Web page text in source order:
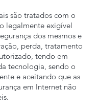
são tratados com o
legalmente exigível
dos mesmos e
perda, tratamento
tendo em
tecnologia, sendo o
e aceitando que as
em Internet não